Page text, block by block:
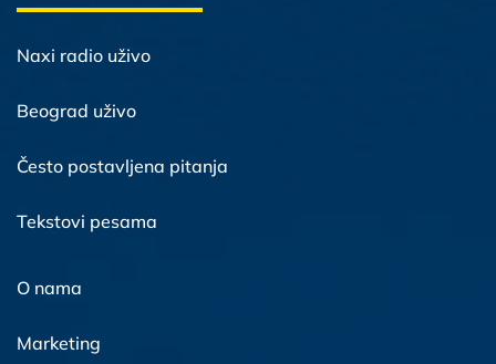
Naxi radio uživo
Beograd uživo
Često postavljena pitanja
Tekstovi pesama
O nama
Marketing